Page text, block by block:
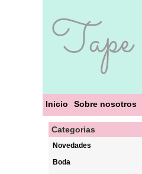
Inicio Sobre nosotros
Categorias
Novedades
Boda